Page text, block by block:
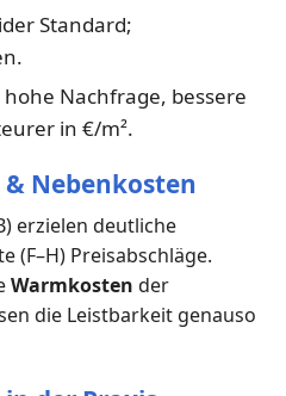
Standard;
hohe Nachfrage, bessere
in €/m².
Nebenkosten
erzielen deutliche
(F–H) Preisabschläge.
Warmkosten der
die Leistbarkeit genauso